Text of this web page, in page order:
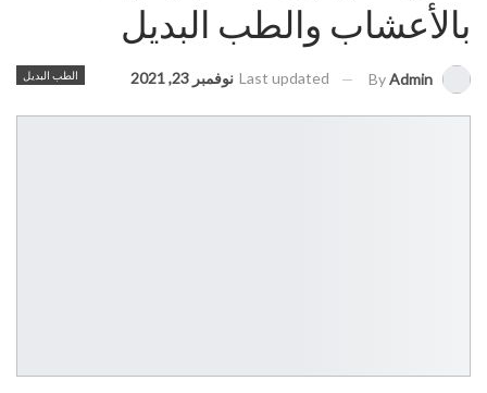
بالأعشاب والطب البديل
الطب البديل ByAdmin
Last updated نوفمبر 23, 2021